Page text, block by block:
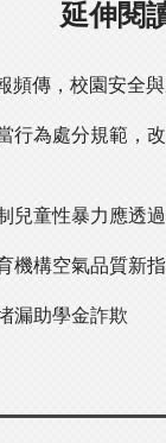
延伸閱
頻傳，校園安全
行為處分規範，
兒童性暴力應透
機構空氣品質新
漏助學金詐欺